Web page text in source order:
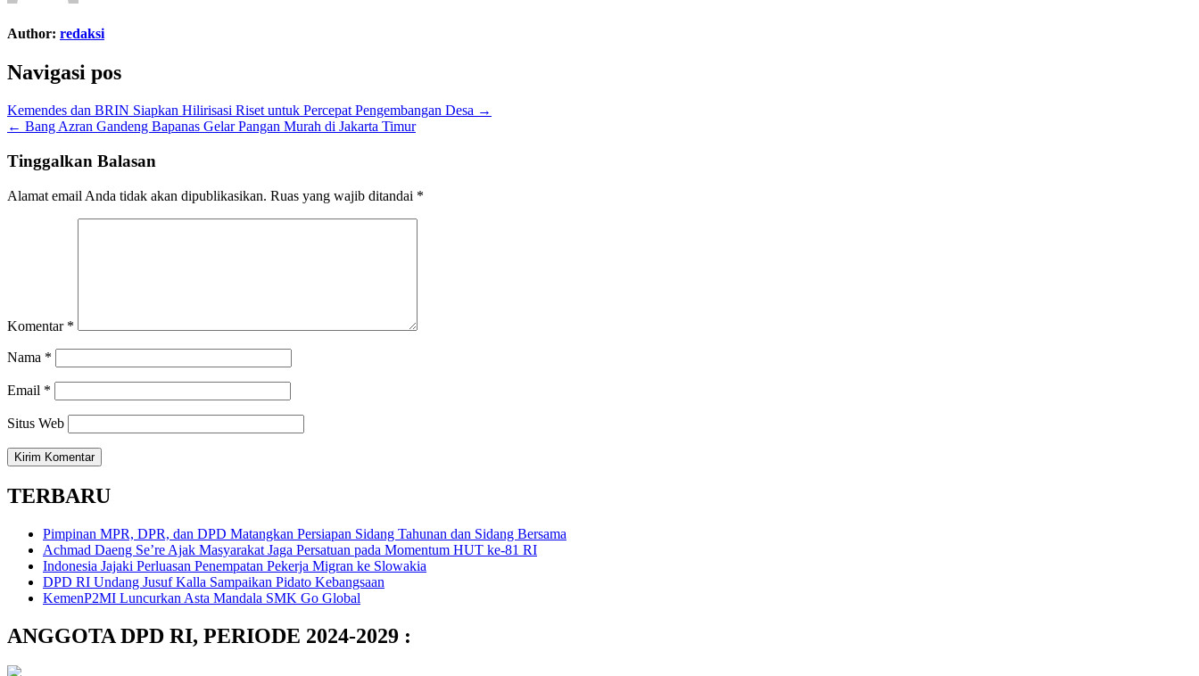
Author: redaksi
Navigasi pos
Kemendes dan BRIN Siapkan Hilirisasi Riset untuk Percepat Pengembangan Desa →
← Bang Azran Gandeng Bapanas Gelar Pangan Murah di Jakarta Timur
Tinggalkan Balasan
Alamat email Anda tidak akan dipublikasikan. Ruas yang wajib ditandai *
Komentar *
Nama *
Email *
Situs Web
TERBARU
Pimpinan MPR, DPR, dan DPD Matangkan Persiapan Sidang Tahunan dan Sidang Bersama
Achmad Daeng Se’re Ajak Masyarakat Jaga Persatuan pada Momentum HUT ke-81 RI
Indonesia Jajaki Perluasan Penempatan Pekerja Migran ke Slowakia
DPD RI Undang Jusuf Kalla Sampaikan Pidato Kebangsaan
KemenP2MI Luncurkan Asta Mandala SMK Go Global
ANGGOTA DPD RI, PERIODE 2024-2029 :